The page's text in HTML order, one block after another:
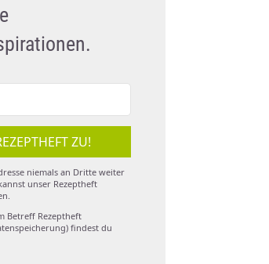
ZU!
niemals an Dritte weiter
unser Rezeptheft
Betreff Rezeptheft
findest du